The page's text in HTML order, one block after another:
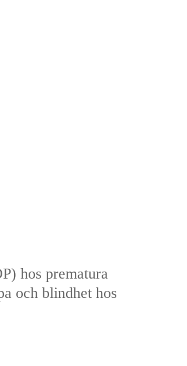
hos prematura
och blindhet hos